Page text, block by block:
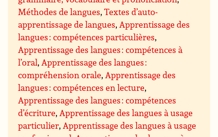
Méthodes de langues,Textes d’auto-
apprentissage de langues,Apprentissage des
langues : compétences particulières,
Apprentissage des langues : compétences à
l’oral,Apprentissage des langues :
compréhension orale,Apprentissage des
langues : compétences en lecture,
Apprentissage des langues : compétences
d’écriture,Apprentissage des langues à usage
particulier,Apprentissage des langues à usage